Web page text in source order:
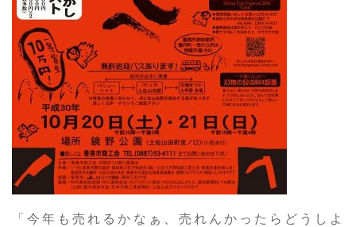
「今年も売れるかなぁ、売れんかったらどうしよ